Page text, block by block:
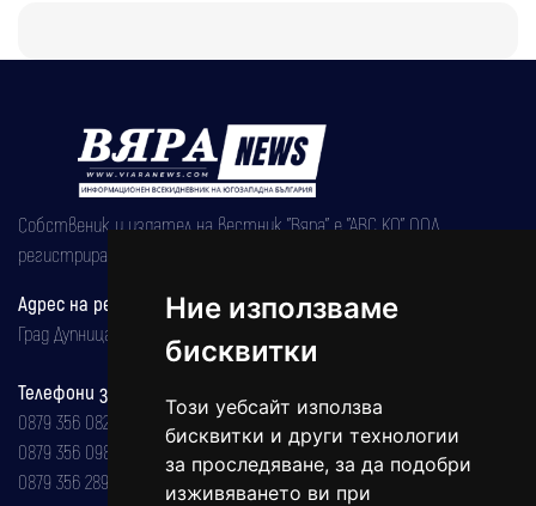
Ние използваме
бисквитки
Този уебсайт използва
бисквитки и други технологии
за проследяване, за да подобри
изживяването ви при
Собственик и издател на вестник "Вяра" е "АВС КО" ООД,
регистрирана на 08.05.2002 година.
Адрес на редакцията
Град Дупница, ул.''Христо Ботев" 43
Телефони за реклама и абонаменти
0879 356 082
0879 356 098
0879 356 289